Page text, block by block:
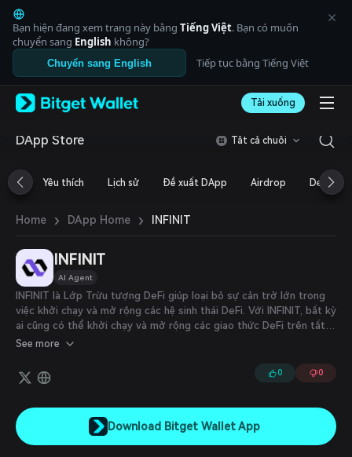
English
日本語
Tiếng Việt
Русский
Español (Latinoamérica)
Italiano
Deutsch
繁體中文
Português (Portugal)
ภาษาไทย
العربية
हिन्दी
Español
Português (Brasil)
Español (Argentina)
Bạn hiện đang xem trang này bằng Tiếng Việt. Bạn có muốn
chuyển sang English không?
Chuyển sang English Tiếp tục bằng Tiếng Việt
Tải xuống
DApp Store Tất cả chuỗi
Yêu thích Lịch sử Đề xuất DApp Airdrop DeFi
Home › DApp Home › INFINIT
INFINIT
AI Agent
INFINIT là Lớp Trừu tượng DeFi giúp loại bỏ sự cản trở lớn trong
việc khởi chạy và mở rộng các hệ sinh thái DeFi. Với INFINIT, bất kỳ
ai cũng có thể khởi chạy và mở rộng các giao thức DeFi trên tất
cả các blockchain L1, L2 và modular chỉ trong vài phút.
See more
0 0
Download Bitget Wallet App